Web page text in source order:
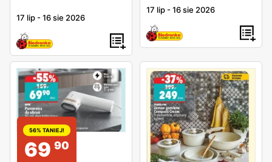
17 lip -16 sie 2026
17 lip -16 sie 2026
56% TANIEJ!
69 90